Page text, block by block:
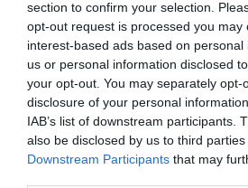
section to confirm your selection.
opt-out request is processed you may
interest-based ads based on
us or personal information disclosed
your opt-out. You may separately opt-
disclosure of your personal
IAB’s list of downstream participants.
also be disclosed by us to third
Downstream Participants that may